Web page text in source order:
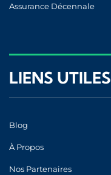
Assurance Décennale
LIENS UTILES
Blog
À Propos
Nos Partenaires